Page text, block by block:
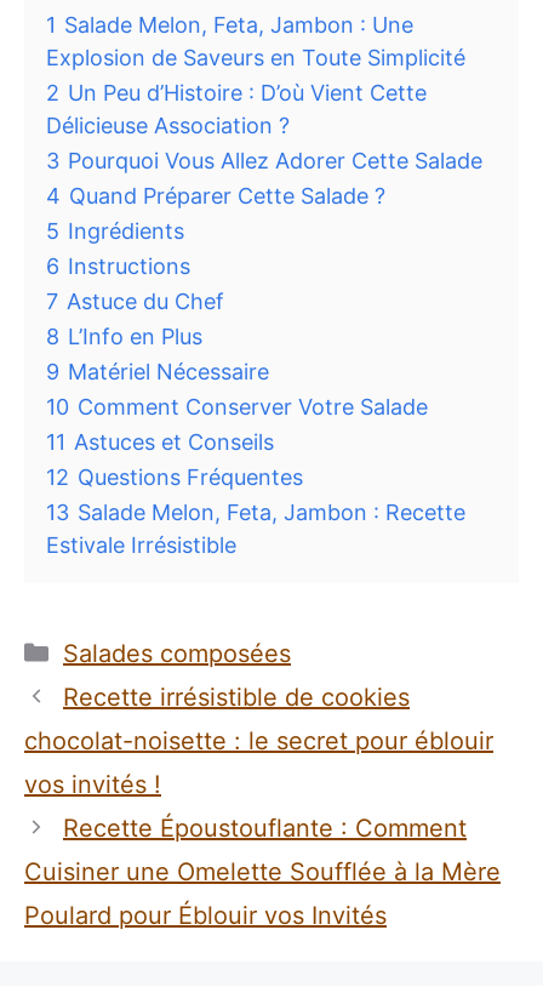
1 Salade Melon, Feta, Jambon : Une
Explosion de Saveurs en Toute Simplicité
2 Un Peu d’Histoire : D’où Vient Cette
Délicieuse Association ?
3 Pourquoi Vous Allez Adorer Cette Salade
4 Quand Préparer Cette Salade ?
5 Ingrédients
6 Instructions
7 Astuce du Chef
8 L’Info en Plus
9 Matériel Nécessaire
10 Comment Conserver Votre Salade
11 Astuces et Conseils
12 Questions Fréquentes
13 Salade Melon, Feta, Jambon : Recette
Estivale Irrésistible
Catégories
Salades composées
Recette irrésistible de cookies
chocolat-noisette : le secret pour éblouir
vos invités !
Recette Époustouflante : Comment
Cuisiner une Omelette Soufflée à la Mère
Poulard pour Éblouir vos Invités